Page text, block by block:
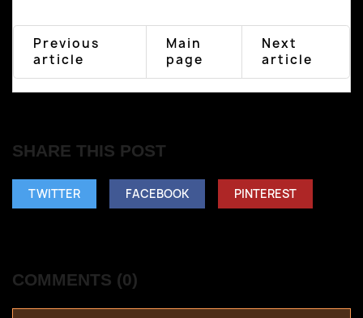
Previous
article
Main
page
Next
article
SHARE THIS POST
TWITTER FACEBOOK PINTEREST
COMMENTS (0)